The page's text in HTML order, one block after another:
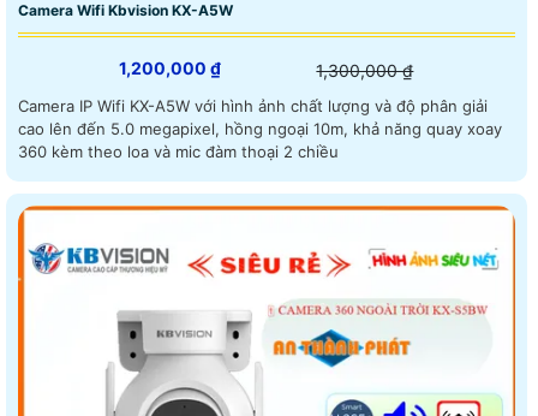
Camera Wifi Kbvision KX-A5W
1,200,000 ₫ 1,300,000 ₫
Camera IP Wifi KX-A5W với hình ảnh chất lượng và độ phân giải
cao lên đến 5.0 megapixel, hồng ngoại 10m, khả năng quay xoay
360 kèm theo loa và mic đàm thoại 2 chiều